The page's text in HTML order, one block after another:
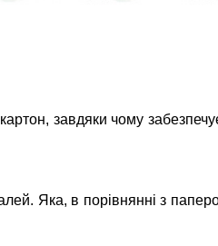
завдяки чому
Яка, в порівнянні з